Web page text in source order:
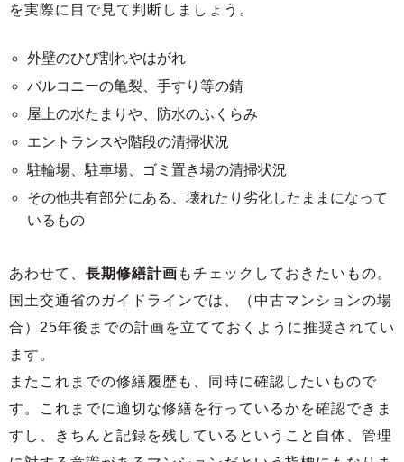
を実際に目で見て判断しましょう。
外壁のひび割れやはがれ
バルコニーの亀裂、手すり等の錆
屋上の水たまりや、防水のふくらみ
エントランスや階段の清掃状況
駐輪場、駐車場、ゴミ置き場の清掃状況
その他共有部分にある、壊れたり劣化したままになって
いるもの
あわせて、 長期修繕計画 もチェックしておきたいもの。
国土交通省のガイドラインでは、（中古マンションの場
合）25年後までの計画を立てておくように推奨されてい
ます。
またこれまでの修繕履歴も、同時に確認したいもので
す。これまでに適切な修繕を行っているかを確認できま
すし、きちんと記録を残しているということ自体、管理